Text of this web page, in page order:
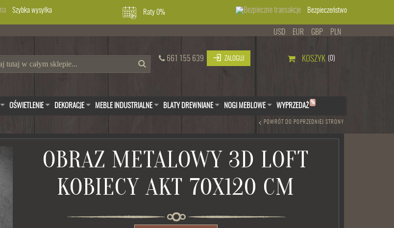
Szybka wysyłka Raty 0% Bezpieczeństwo
USD EUR GBP PLN
661 155 639 ZALOGUJ KOSZYK (0)
OŚWIETLENIE DEKORACJE MEBLE INDUSTRIALNE BLATY DREWNIANE NOGI MEBLOWE WYPRZEDAŻ %
POWRÓT DO POPRZEDNIEJ STRONY
OBRAZ METALOWY 3D LOFT
KOBIECY AKT 70X120 CM